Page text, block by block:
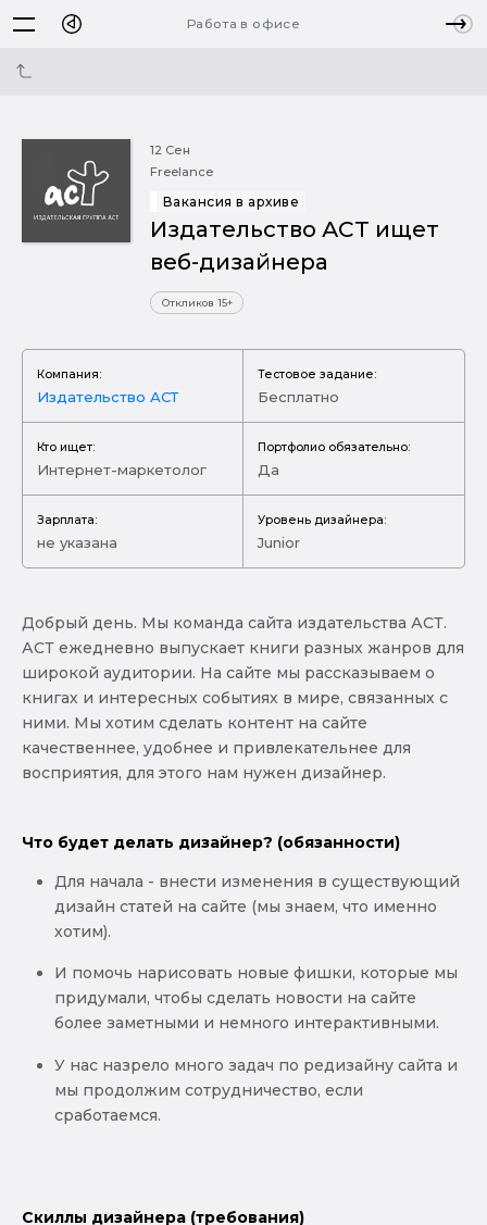
Работа в офисе
12 Сен
Freelance
Вакансия в архиве
Издательство АСТ ищет
веб-дизайнера
Откликов 15+
Компания:
Издательство АСТ
Тестовое задание:
Бесплатно
Кто ищет:
Интернет-маркетолог
Портфолио обязательно:
Да
Зарплата:
не указана
Уровень дизайнера:
Junior
Добрый день. Мы команда сайта издательства АСТ.
АСТ ежедневно выпускает книги разных жанров для
широкой аудитории. На сайте мы рассказываем о
книгах и интересных событиях в мире, связанных с
ними. Мы хотим сделать контент на сайте
качественнее, удобнее и привлекательнее для
восприятия, для этого нам нужен дизайнер.
Что будет делать дизайнер? (обязанности)
Для начала - внести изменения в существующий
дизайн статей на сайте (мы знаем, что именно
хотим).
И помочь нарисовать новые фишки, которые мы
придумали, чтобы сделать новости на сайте
более заметными и немного интерактивными.
У нас назрело много задач по редизайну сайта и
мы продолжим сотрудничество, если
сработаемся.
Скиллы дизайнера (требования)